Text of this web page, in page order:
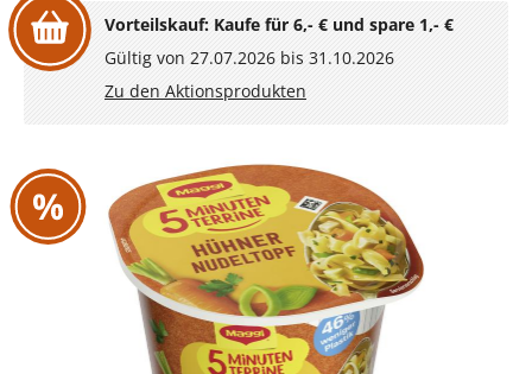
Vorteilskauf: Kaufe für 6,- € und spare 1,- €
Gültig von 27.07.2026 bis 31.10.2026
Zu den Aktionsprodukten